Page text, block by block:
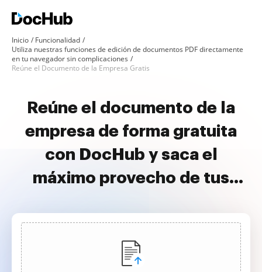
Inicio
Funcionalidad
Utiliza nuestras funciones de edición de documentos PDF directamente
en tu navegador sin complicaciones
Reúne el Documento de la Empresa Gratis
Reúne el documento de la
empresa de forma gratuita
con DocHub y saca el
máximo provecho de tus